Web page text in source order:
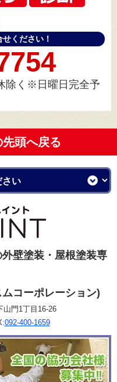
ください！
除く※日曜日完全予
頭へ戻る
壁塗装・屋根塗装専
コーポレーション)
山門1丁目16-26
092-400-1659